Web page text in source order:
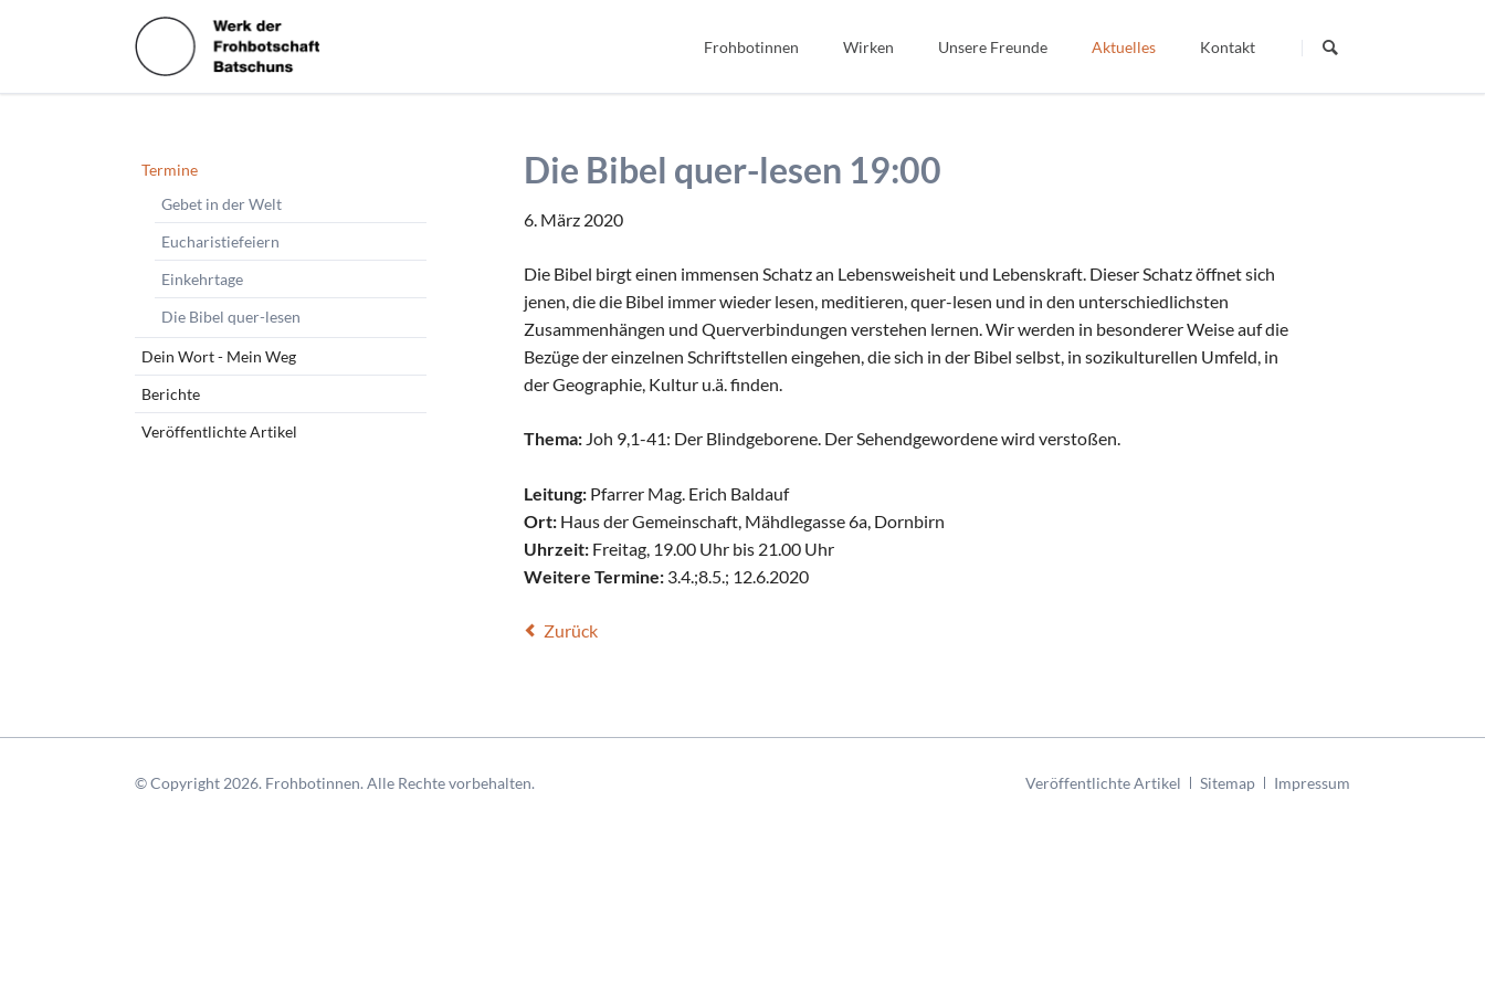
überspringen
Frohbotinnen
Wir Frohbotinnen
Wirken
Fonds Sauerteig
Unsere Freunde Aktuelles Kontakt
Die Bibel quer-lesen 19:00
6. März 2020
Die Bibel birgt einen immensen Schatz an Lebensweisheit und Lebenskraft. Dieser Schatz öffnet sich
jenen, die die Bibel immer wieder lesen, meditieren, quer-lesen und in den unterschiedlichsten
Zusammenhängen und Querverbindungen verstehen lernen. Wir werden in besonderer Weise auf die
Bezüge der einzelnen Schriftstellen eingehen, die sich in der Bibel selbst, in sozikulturellen Umfeld, in
der Geographie, Kultur u.ä. finden.
Thema: Joh 9,1-41: Der Blindgeborene. Der Sehendgewordene wird verstoßen.
Leitung: Pfarrer Mag. Erich Baldauf
Ort: Haus der Gemeinschaft, Mähdlegasse 6a, Dornbirn
Uhrzeit: Freitag, 19.00 Uhr bis 21.00 Uhr
Weitere Termine: 3.4.;8.5.; 12.6.2020
Zurück
Navigation
Termine
Gebet in der Welt
Eucharistiefeiern
Einkehrtage
Die Bibel quer-lesen
Dein Wort - Mein Weg
Berichte
Veröffentlichte Artikel
© Copyright 2026. Frohbotinnen. Alle Rechte vorbehalten.
Navigation
Veröffentlichte Artikel Sitemap Impressum